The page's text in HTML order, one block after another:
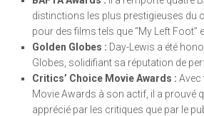
distinctions les plus prestigieuses du
pour des films tels que “My Left Foot”
Golden Globes : Day-Lewis a été
Globes, solidifiant sa réputation de
Critics’ Choice Movie Awards : Avec
Movie Awards à son actif, il a prouvé
apprécié par les critiques que par le